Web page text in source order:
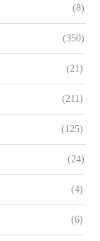
(8)
(350)
(21)
(211)
(125)
(24)
(4)
(6)